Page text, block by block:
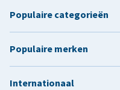
Populaire categorieën
Populaire merken
Internationaal